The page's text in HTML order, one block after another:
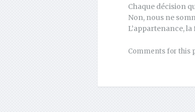
Chaque décision
Non, nous ne
L’appartenance,
Comments for this